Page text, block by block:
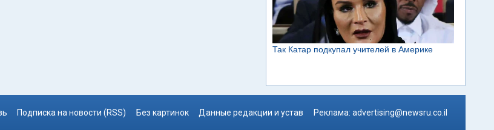
Подписка на новости (RSS) Без картинок Данные редакции и устав Реклама: advertising@newsru.co.il